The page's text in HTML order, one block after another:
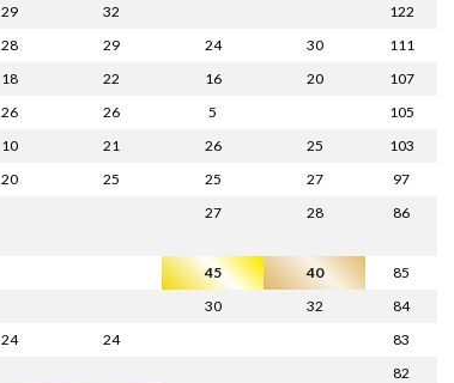
29 32
122
28 29 24 30
111
18 22 16 20
107
26 26 5
105
10 21 26 25
103
20 25 25 27
97
27 28 86
45 40
85
30 32
84
24 24
83
82